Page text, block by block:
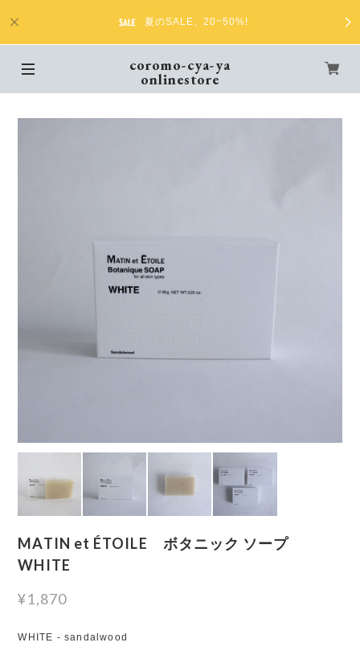
夏のSALE、20~50%!
coromo-cya-ya
onlinestore
MATIN et ÉTOILE ボタニック ソープ
WHITE
¥1,870
WHITE - sandalwood